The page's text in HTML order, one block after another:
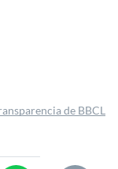
de BBCL